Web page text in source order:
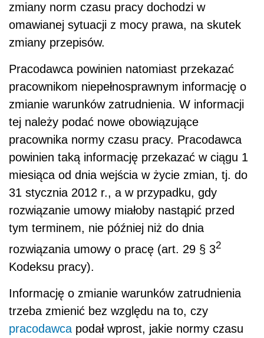
zmiany norm czasu pracy dochodzi w
omawianej sytuacji z mocy prawa, na skutek
zmiany przepisów.
Pracodawca powinien natomiast przekazać
pracownikom niepełnosprawnym informację o
zmianie warunków zatrudnienia. W informacji
tej należy podać nowe obowiązujące
pracownika normy czasu pracy. Pracodawca
powinien taką informację przekazać w ciągu 1
miesiąca od dnia wejścia w życie zmian, tj. do
31 stycznia 2012 r., a w przypadku, gdy
rozwiązanie umowy miałoby nastąpić przed
tym terminem, nie później niż do dnia
rozwiązania umowy o pracę (art. 29 § 32
Kodeksu pracy).
Informację o zmianie warunków zatrudnienia
trzeba zmienić bez względu na to, czy
pracodawca podał wprost, jakie normy czasu